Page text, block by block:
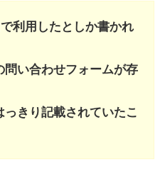
利用したとしか書かれ
問い合わせフォームが存
っきり記載されていたこ